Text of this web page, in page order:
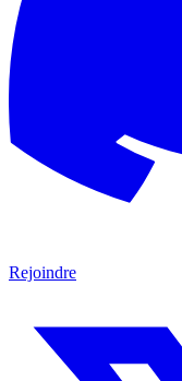
Rejoindre